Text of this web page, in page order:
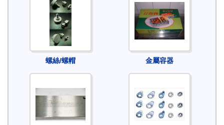
螺絲/螺帽 金屬容器